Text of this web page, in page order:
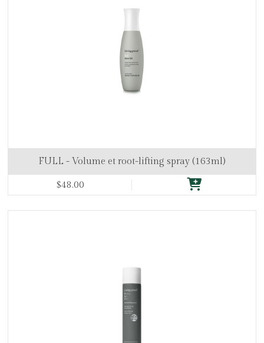
FULL - Volume et root-lifting spray (163ml)
$48.00